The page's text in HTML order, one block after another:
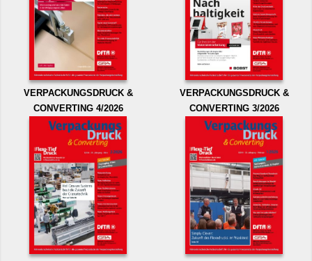
VERPACKUNGSDRUCK &
CONVERTING 4/2026
VERPACKUNGSDRUCK &
CONVERTING 3/2026